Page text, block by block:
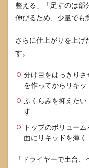
整える」「足すのは部
伸びるため、少量でも
さらに仕上がりを上げ
す。
分け目をはっきり
を作ってからリキッ
ふくらみを抑えた
す
トップのボリュー
面にリキッドを薄く
「ドライヤーで土台